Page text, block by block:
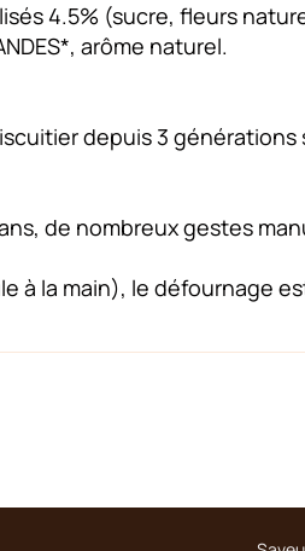
4.5% (sucre, fleurs
arôme naturel.
depuis 3 générations
de nombreux gestes
à la main), le défournage